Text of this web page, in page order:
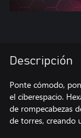
Descripción
Ponte cómodo,
el ciberespacio.
de rompecabezas
de torres, creando